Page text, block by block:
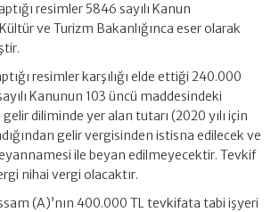
resimler 5846 sayılı Kanun
ve Turizm Bakanlığınca eser olarak
resimler karşılığı elde ettiği 240.000
Kanunun 103 üncü maddesindeki
diliminde yer alan tutarı (2020 yılı için
gelir vergisinden istisna edilecek ve
ile beyan edilmeyecektir. Tevkif
nihai vergi olacaktır.
(A)’nın 400.000 TL tevkifata tabi işyeri